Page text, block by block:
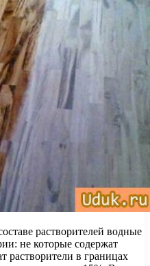
растворителей водные
не которые содержат
растворители в границах